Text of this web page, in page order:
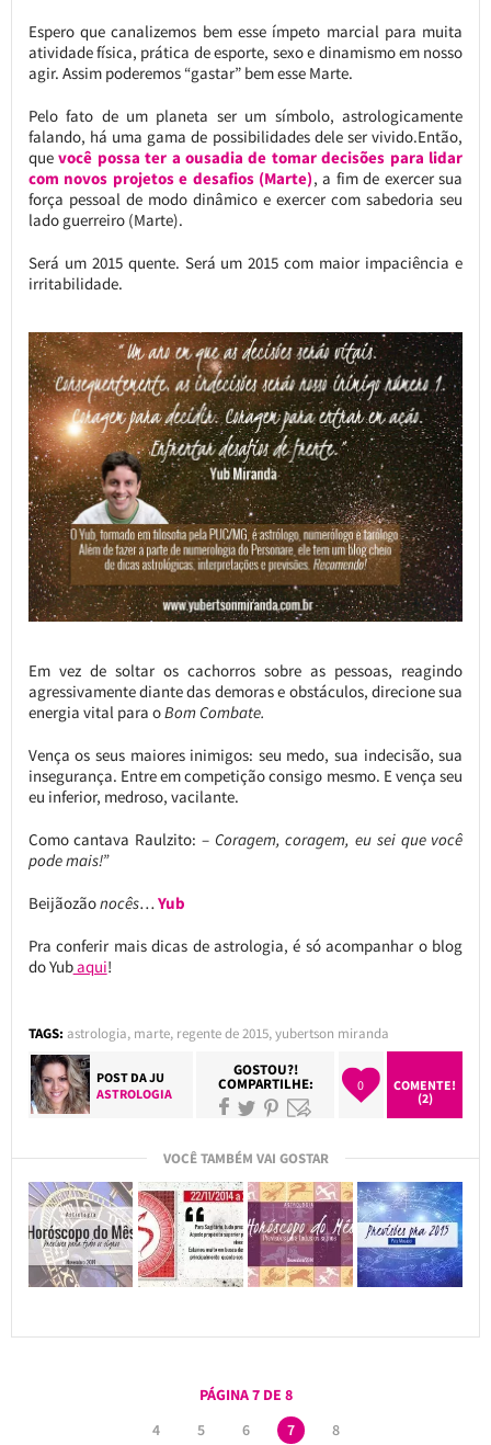
Espero que canalizemos bem esse ímpeto marcial para muita
atividade física, prática de esporte, sexo e dinamismo em nosso
agir. Assim poderemos “gastar” bem esse Marte.
Pelo fato de um planeta ser um símbolo, astrologicamente
falando, há uma gama de possibilidades dele ser vivido.Então,
quevocê possa ter a ousadia de tomar decisões para lidar
com novos projetos e desafios (Marte), a fim de exercer sua
força pessoal de modo dinâmico e exercer com sabedoria seu
lado guerreiro (Marte).
Será um 2015 quente. Será um 2015 com maior impaciência e
irritabilidade.
Em vez de soltar os cachorros sobre as pessoas, reagindo
agressivamente diante das demoras e obstáculos, direcione sua
energia vital para oBom Combate.
Vença os seus maiores inimigos: seu medo, sua indecisão, sua
insegurança. Entre em competição consigo mesmo. E vença seu
eu inferior, medroso, vacilante.
Como cantava Raulzito: – Coragem, coragem, eu sei que você
pode mais!”
Beijãozãonocês…Yub
Pra conferir mais dicas de astrologia, é só acompanhar o blog
do Yubaqui!
TAGS: astrologia, marte, regente de 2015,yubertson miranda
POST DAJU
ASTROLOGIA
GOSTOU?!
COMPARTILHE: 0
COMENTE!
(2)
VOCÊ TAMBÉM VAI GOSTAR
PÁGINA 7 DE 8
4
5 6 7 8